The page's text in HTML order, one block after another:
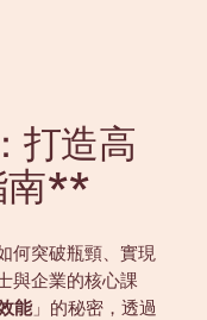
打造高
南**
何突破瓶頸、實現
與企業的核心課
能」的秘密，透過